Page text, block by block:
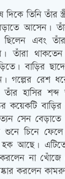
তিনি তাঁর
আসেন।
ছিলেন এবং
তাঁরা
বাড়ির
গল্পের রেশ
তাঁর হাসির
কয়েকটি
সেন
শুনে চিনে
হক আছে।
করলেন না
করলেন